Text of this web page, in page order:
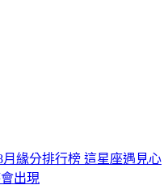
月緣分排行榜 這星座遇見心